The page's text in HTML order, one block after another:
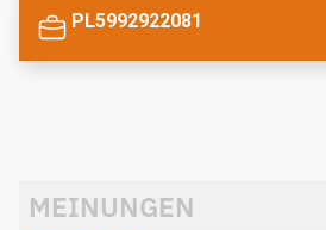
PL5992922081
MEINUNGEN